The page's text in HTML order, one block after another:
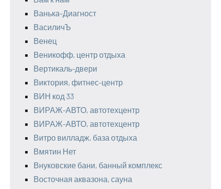
Ванька-Диагност
ВасиличЪ
Венец
Веникофф, центр отдыха
Вертикаль-двери
Виктория, фитнес-центр
ВИН код 33
ВИРАЖ-АВТО, автотехцентр
ВИРАЖ-АВТО, автотехцентр
Витро вилладж, база отдыха
Вмятин Нет
Внуковские бани, банный комплекс
Восточная аквазона, сауна